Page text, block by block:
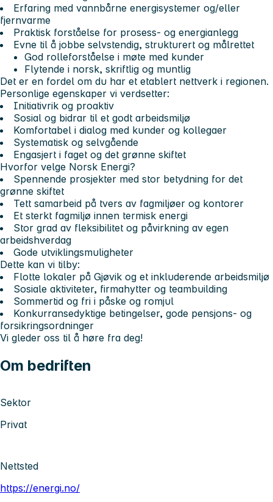
Erfaring med vannbårne energisystemer og/eller
fjernvarme
Praktisk forståelse for prosess- og energianlegg
Evne til å jobbe selvstendig, strukturert og målrettet
God rolleforståelse i møte med kunder
Flytende i norsk, skriftlig og muntlig
Det er en fordel om du har et etablert nettverk i regionen.
Personlige egenskaper vi verdsetter:
Initiativrik og proaktiv
Sosial og bidrar til et godt arbeidsmiljø
Komfortabel i dialog med kunder og kollegaer
Systematisk og selvgående
Engasjert i faget og det grønne skiftet
Hvorfor velge Norsk Energi?
Spennende prosjekter med stor betydning for det
grønne skiftet
Tett samarbeid på tvers av fagmiljøer og kontorer
Et sterkt fagmiljø innen termisk energi
Stor grad av fleksibilitet og påvirkning av egen
arbeidshverdag
Gode utviklingsmuligheter
Dette kan vi tilby:
Flotte lokaler på Gjøvik og et inkluderende arbeidsmiljø
Sosiale aktiviteter, firmahytter og teambuilding
Sommertid og fri i påske og romjul
Konkurransedyktige betingelser, gode pensjons- og
forsikringsordninger
Vi gleder oss til å høre fra deg!
Om bedriften
Sektor
Privat
Nettsted
https://energi.no/